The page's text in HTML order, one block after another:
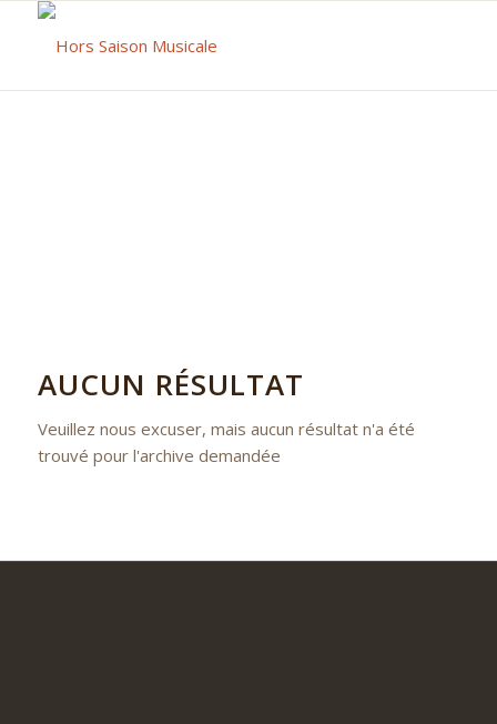
AUCUN RÉSULTAT
Veuillez nous excuser, mais aucun résultat n'a été
trouvé pour l'archive demandée